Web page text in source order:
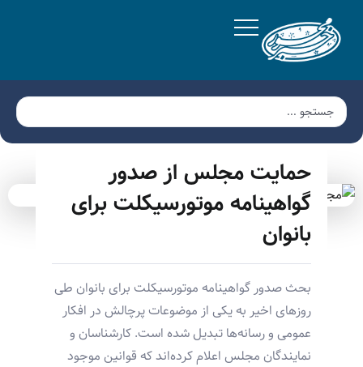
حمایت مجلس از صدور
گواهینامه موتورسیکلت برای
بانوان
بحث صدور گواهینامه موتورسیکلت برای بانوان طی
روزهای اخیر به یکی از موضوعات پرچالش در افکار
عمومی و رسانه‌ها تبدیل شده است. کارشناسان و
نمایندگان مجلس اعلام کرده‌اند که قوانین موجود